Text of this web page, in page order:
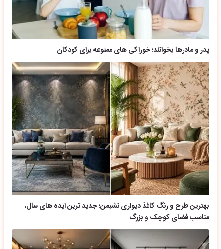
پدر و مادرها بخوانند؛ خوراکی های ممنوعه برای کودکان
بهترین طرح و رنگ کاغذ دیواری نشیمن؛ جدید ترین ایده های سال،
مناسب فضای کوچک و بزرگ